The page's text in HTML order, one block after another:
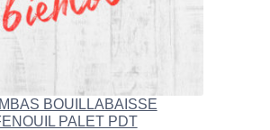
BOUILLABAISSE
PALET PDT